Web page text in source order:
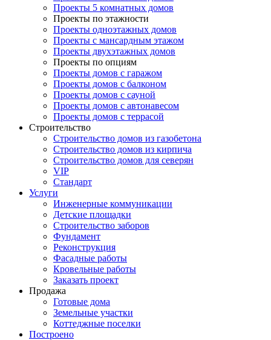
Проекты 5 комнатных домов
Проекты по этажности
Проекты одноэтажных домов
Проекты с мансардным этажом
Проекты двухэтажных домов
Проекты по опциям
Проекты домов с гаражом
Проекты домов с балконом
Проекты домов с сауной
Проекты домов с автонавесом
Проекты домов с террасой
Строительство
Строительство домов из газобетона
Строительство домов из кирпича
Строительство домов для северян
VIP
Стандарт
Услуги
Инженерные коммуникации
Детские площадки
Строительство заборов
Фундамент
Реконструкция
Фасадные работы
Кровельные работы
Заказать проект
Продажа
Готовые дома
Земельные участки
Коттеджные поселки
Построено